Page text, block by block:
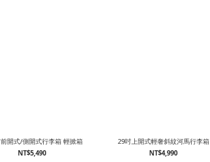
開式/側開式行李箱 輕掀箱
NT$5,490
29吋上開式輕奢斜紋河馬行李箱
NT$4,990